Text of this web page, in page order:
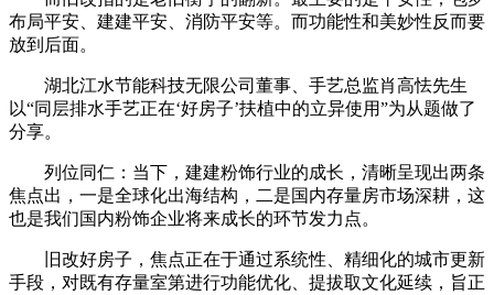
布局平安、建建平安、消防平安等。而功能性和美妙性反而要
放到后面。
湖北江水节能科技无限公司董事、手艺总监肖高怯先生
以“同层排水手艺正在‘好房子’扶植中的立异使用”为从题做了
分享。
列位同仁：当下，建建粉饰行业的成长，清晰呈现出两条
焦点出，一是全球化出海结构，二是国内存量房市场深耕，这
也是我们国内粉饰企业将来成长的环节发力点。
旧改好房子，焦点正在于通过系统性、精细化的城市更新
手段，对既有存量室第进行功能优化、提拔取文化延续，旨正